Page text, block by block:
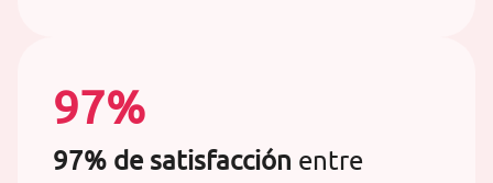
97%
97% de satisfacción entre